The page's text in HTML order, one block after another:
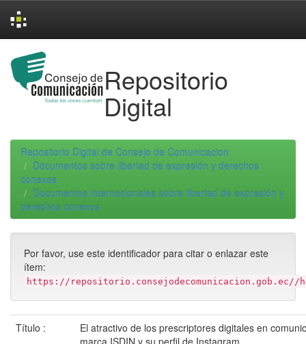
navigation
Repositorio
Digital
Repositorio Digital de Consejo de Comunicacion
Documentos sobre libertad de expresión y derechos
conexos
Documentos internacionales sobre libertad de expresión y
derechos conexos
Por favor, use este identificador para citar o enlazar este
ítem:
https://repositorio.consejodecomunicacion.gob.ec//
Título :
El atractivo de los prescriptores digitales en
marca ISDIN y su perfil de Instagram